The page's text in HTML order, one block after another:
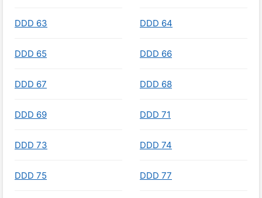
DDD 63 DDD 64
DDD 65 DDD 66
DDD 67 DDD 68
DDD 69 DDD 71
DDD 73 DDD 74
DDD 75 DDD 77